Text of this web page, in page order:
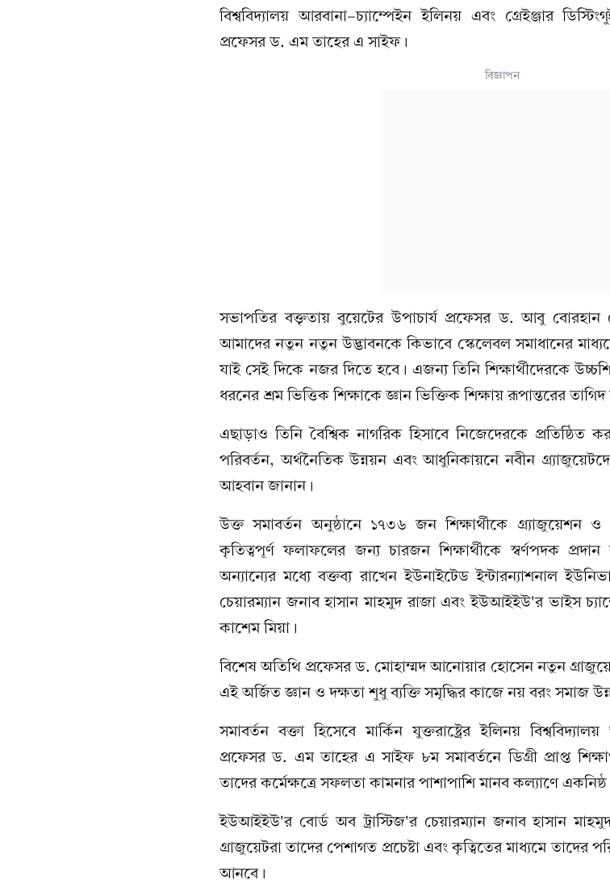
বিশ্ববিদ্যালয় আরবানা-চ্যাম্পেইন ইলিনয় এবং গ্রেইঞ্জার
প্রফেসর ড. এম তাহের এ সাইফ।
বিজ্ঞাপন
সভাপতির বক্তৃতায় বুয়েটের উপাচার্য প্রফেসর ড. আবু বোরহান
আমাদের নতুন নতুন উদ্ভাবনকে কিভাবে স্কেলেবল সমাধানের
যাই সেই দিকে নজর দিতে হবে। এজন্য তিনি শিক্ষার্থীদেরকে
ধরনের শ্রম ভিত্তিক শিক্ষাকে জ্ঞান ভিক্তিক শিক্ষায় রূপান্তরের
এছাড়াও তিনি বৈশ্বিক নাগরিক হিসাবে নিজেদেরকে প্রতিষ্ঠিত
পরিবর্তন, অর্থনৈতিক উন্নয়ন এবং আধুনিকায়নে নবীন
আহবান জানান।
উক্ত সমাবর্তন অনুষ্ঠানে ১৭৩৬ জন শিক্ষার্থীকে গ্র্যাজুয়েশন ও
কৃতিত্বপূর্ণ ফলাফলের জন্য চারজন শিক্ষার্থীকে স্বর্ণপদক
অন্যান্যের মধ্যে বক্তব্য রাখেন ইউনাইটেড ইন্টারন্যাশনাল
চেয়ারম্যান জনাব হাসান মাহমুদ রাজা এবং ইউআইইউ'র ভাইস
কাশেম মিয়া।
বিশেষ অতিথি প্রফেসর ড. মোহাম্মদ আনোয়ার হোসেন নতুন
এই অর্জিত জ্ঞান ও দক্ষতা শুধু ব্যক্তি সমৃদ্ধির কাজে নয় বরং সমাজ
সমাবর্তন বক্তা হিসেবে মার্কিন যুক্তরাষ্ট্রের ইলিনয়
প্রফেসর ড. এম তাহের এ সাইফ ৮ম সমাবর্তনে ডিগ্রী প্রাপ্ত
তাদের কর্মেক্ষত্রে সফলতা কামনার পাশাপাশি মানব কল্যাণে
ইউআইইউ'র বোর্ড অব ট্রাস্টিজ'র চেয়ারম্যান জনাব হাসান
গ্রাজুয়েটরা তাদের পেশাগত প্রচেষ্টা এবং কৃত্বিতের মাধ্যমে তাদের
আনবে।